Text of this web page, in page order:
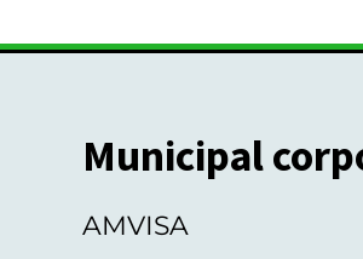
Municipal
AMVISA